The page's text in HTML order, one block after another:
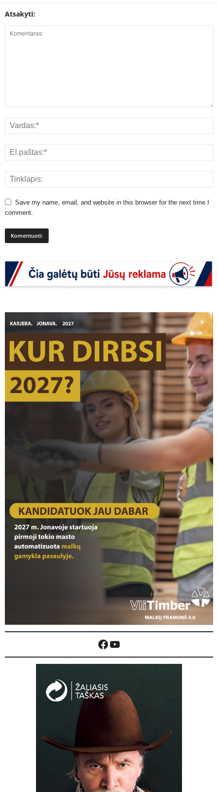
Atsakyti:
Save my name, email, and website in this browser for the next time I
comment.
Facebook
YouTube